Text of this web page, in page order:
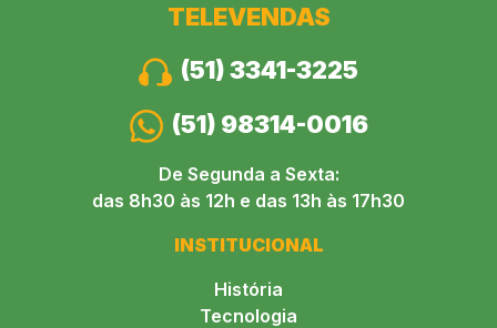
TELEVENDAS
(51) 3341-3225
(51) 98314-0016
De Segunda a Sexta:
das 8h30 às 12h e das 13h às 17h30
INSTITUCIONAL
História
Tecnologia